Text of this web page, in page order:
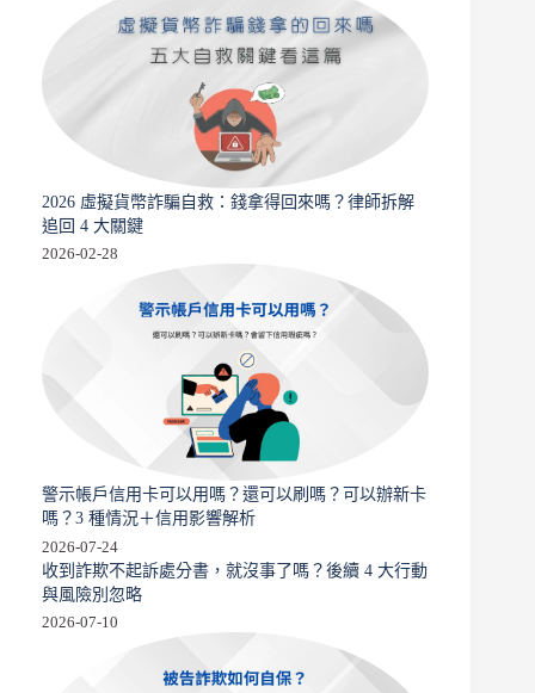
2026 虛擬貨幣詐騙自救：錢拿得回來嗎？律師拆解
追回 4 大關鍵
2026-02-28
警示帳戶信用卡可以用嗎？還可以刷嗎？可以辦新卡
嗎？3 種情況＋信用影響解析
2026-07-24
收到詐欺不起訴處分書，就沒事了嗎？後續 4 大行動
與風險別忽略
2026-07-10